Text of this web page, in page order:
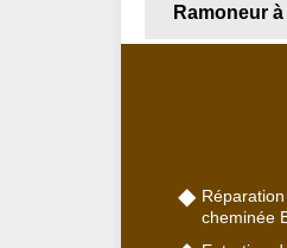
Ramoneur
cheminée